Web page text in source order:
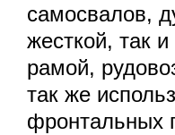
самосвалов,
жесткой, так
рамой,
так же
фронтальных